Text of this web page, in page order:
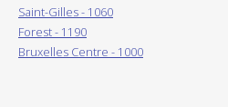
Saint-Gilles - 1060
Forest - 1190
Bruxelles Centre - 1000